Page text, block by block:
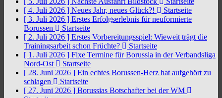
[ 4. Juli 2026 ] Neues Jahr, neues Glück?!
Startseite
[ 3. Juli 2026 ] Erstes Erfolgserlebnis für neuformierte
Borussen
Startseite
[ 2. Juli 2026 ] Erstes Vorbereitungsspiel: Wieweit trägt die
Trainingsarbeit schon Früchte?
Startseite
[ 1. Juli 2026 ] Fixe Termine für Borussia in der Verbandsliga
Nord-Ost
Startseite
[ 28. Juni 2026 ] Ein echtes Borussen-Herz hat aufgehört zu
schlagen
Startseite
[ 27. Juni 2026 ] Borussias Botschafter bei der WM